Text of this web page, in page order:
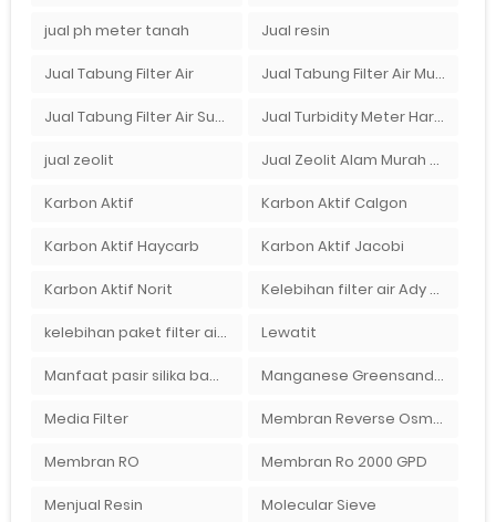
jual ph meter tanah Jual resin
Jual Tabung Filter Air Jual Tabung Filter Air Murah
Jual Tabung Filter Air Surabaya Jual Turbidity Meter Harga Murah Di Sulawesi
jual zeolit Jual Zeolit Alam Murah Di Surabaya
Karbon Aktif Karbon Aktif Calgon
Karbon Aktif Haycarb Karbon Aktif Jacobi
Karbon Aktif Norit Kelebihan filter air Ady Water untuk menyaring air sumur bor di rumah"
kelebihan paket filter air Ady Water Lewatit
Manfaat pasir silika bagi kehidupan Manganese Greensand Plus
Media Filter Membran Reverse Osmosis
Membran RO Membran Ro 2000 GPD
Menjual Resin Molecular Sieve